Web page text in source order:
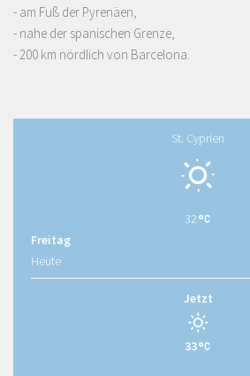
- am Fuß der Pyrenäen,
- nahe der spanischen Grenze,
- 200 km nördlich von Barcelona.
St. Cyprien
32
Freitag
Heute
Jetzt
33